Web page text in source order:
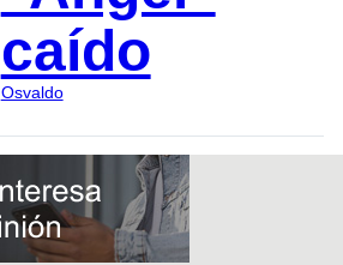
caído
Osvaldo